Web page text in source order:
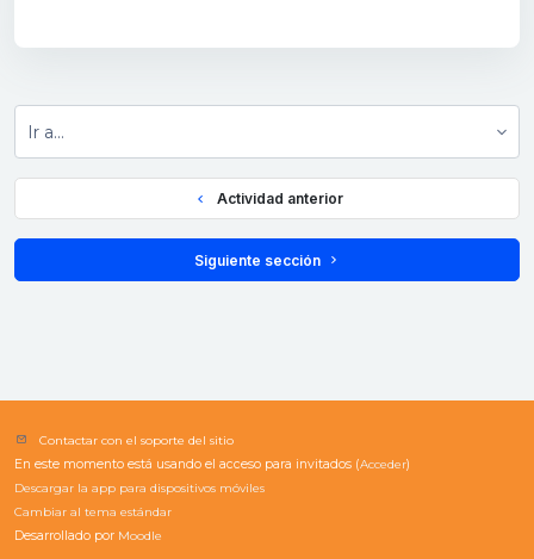
  Actividad anterior
Siguiente sección
Contactar con el soporte del sitio
En este momento está usando el acceso para invitados (Acceder)
Descargar la app para dispositivos móviles
Cambiar al tema estándar
Desarrollado por Moodle